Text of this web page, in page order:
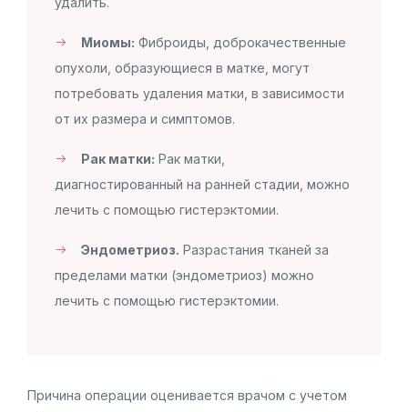
Миомы: Фиброиды, доброкачественные
опухоли, образующиеся в матке, могут
потребовать удаления матки, в зависимости
от их размера и симптомов.
Рак матки: Рак матки,
диагностированный на ранней стадии, можно
лечить с помощью гистерэктомии.
Эндометриоз. Разрастания тканей за
пределами матки (эндометриоз) можно
лечить с помощью гистерэктомии.
Причина операции оценивается врачом с учетом